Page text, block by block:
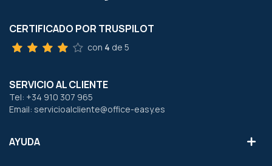
CERTIFICADO POR TRUSPILOT
con 4 de 5
SERVICIO AL CLIENTE
Tel: +34 910 307 965
Email: servicioalcliente@office-easy.es
AYUDA